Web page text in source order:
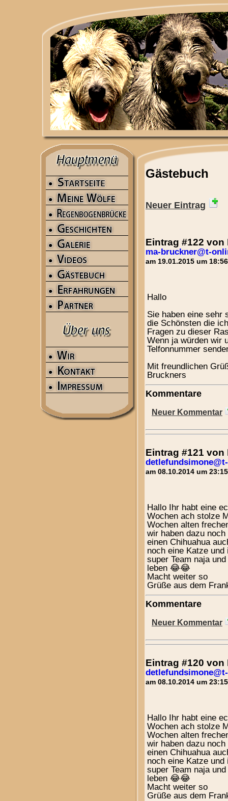
Gästebuch
Neuer Eintrag
Eintrag #122
ma-bruckner@t-
am 19.01.2015 um
Hallo
Sie haben eine sehr
die Schönsten die
Fragen zu dieser
Wenn ja würden wir
Telfonnummer
Mit freundlichen
Bruckners
Kommentare
Neuer Kommentar
Eintrag #121
am 08.10.2014 um
Hallo Ihr habt eine
Wochen ach stolze
Wochen alten
wir haben dazu
einen Chihuahua
noch eine Katze
super Team naja
leben 😂😂
Macht weiter so
Grüße aus dem
Kommentare
Neuer Kommentar
Eintrag #120
am 08.10.2014 um
Hallo Ihr habt eine
Wochen ach stolze
Wochen alten
wir haben dazu
einen Chihuahua
noch eine Katze
super Team naja
leben 😂😂
Macht weiter so
Grüße aus dem